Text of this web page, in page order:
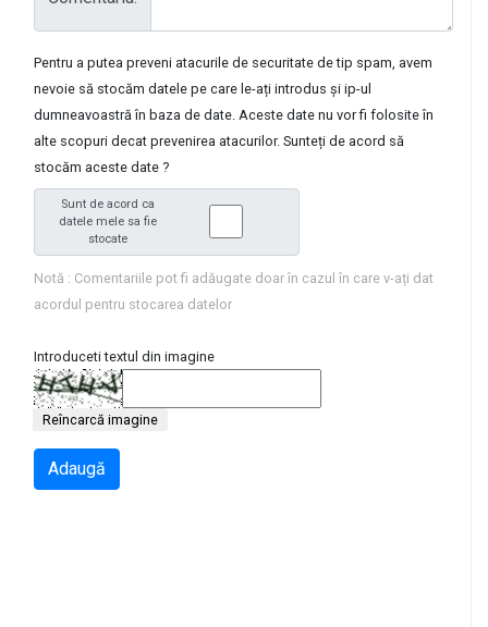
Pentru a putea preveni atacurile de securitate de tip spam, avem
nevoie să stocăm datele pe care le-ați introdus și ip-ul
dumneavoastră în baza de date. Aceste date nu vor fi folosite în
alte scopuri decat prevenirea atacurilor. Sunteți de acord să
stocăm aceste date ?
Sunt de acord ca
datele mele sa fie
stocate
Notă : Comentariile pot fi adăugate doar în cazul în care v-ați dat
acordul pentru stocarea datelor
Introduceti textul din imagine
Reîncarcă imagine
Adaugă